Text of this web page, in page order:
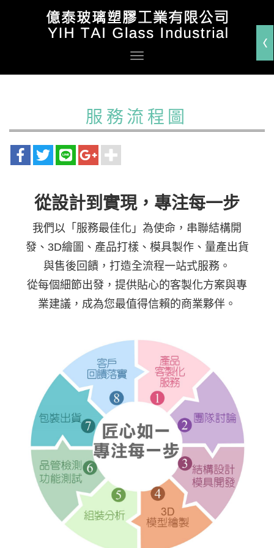
服務流程圖
從設計到實現，專注每一步
我們以「服務最佳化」為使命，串聯結構開
發、3D繪圖、產品打樣、模具製作、量產出貨
與售後回饋，打造全流程一站式服務。
從每個細節出發，提供貼心的客製化方案與專
業建議，成為您最值得信賴的商業夥伴。